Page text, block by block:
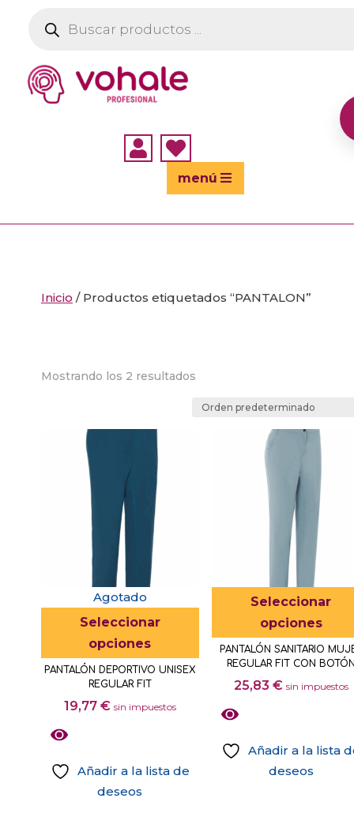
productos
 
menú
Inicio / Productos etiquetados “PANTALON”
Mostrando los 2 resultados
Agotado
Seleccionar
opciones
producto
tiene
múltiples
opciones
PANTALÓN DEPORTIVO UNISEX
REGULAR FIT
19,77 € sin impuestos
Añadir a la lista de
deseos
Seleccionar
opciones
PANTALÓN SANITARIO
REGULAR FIT CON
25,83 € sin impuestos
Añadir a la lista
deseos